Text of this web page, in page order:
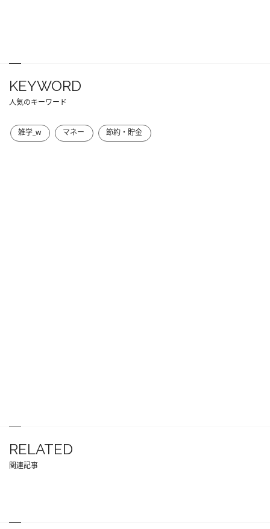
KEYWORD
人気のキーワード
雑学_w マネー 節約・貯金
RELATED
関連記事